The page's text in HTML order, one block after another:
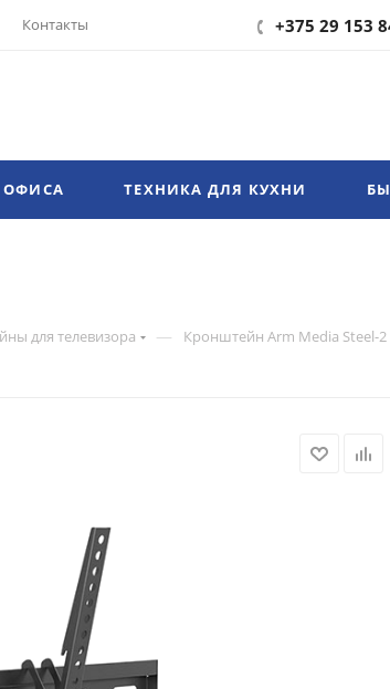
Контакты +375 29 153
ОФИСА ТЕХНИКА ДЛЯ КУХНИ
для телевизора — Кронштейн Arm Media Steel-2